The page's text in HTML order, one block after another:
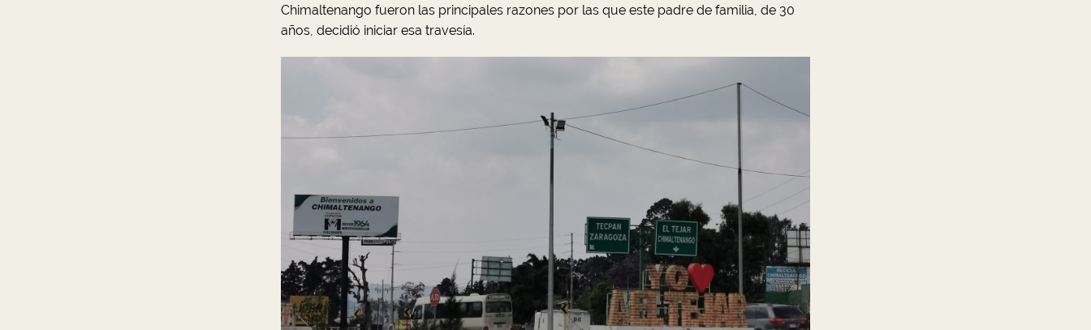
Chimaltenango fueron las principales razones por las que este padre de familia, de 30
años, decidió iniciar esa travesía.